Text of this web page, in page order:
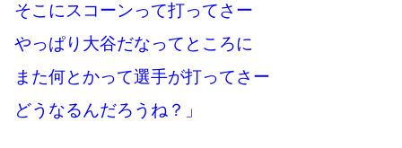
そこにスコーンって打ってさー
やっぱり大谷だなってところに
また何とかって選手が打ってさー
どうなるんだろうね？」